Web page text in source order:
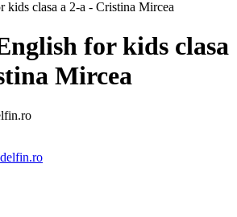
for kids clasa
Mircea